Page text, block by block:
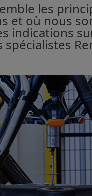
les
et où nous
indications